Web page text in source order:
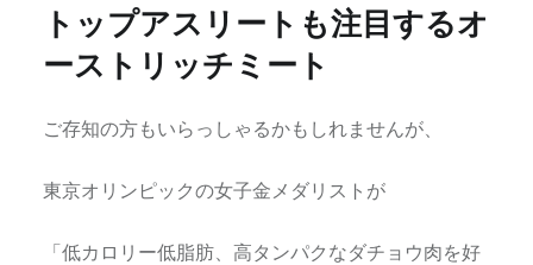
トップアスリートも注目するオ
ーストリッチミート
ご存知の方もいらっしゃるかもしれませんが、
東京オリンピックの女子金メダリストが
「低カロリー低脂肪、高タンパクなダチョウ肉を好